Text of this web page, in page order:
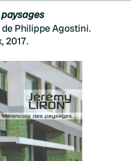
Philippe Agostini.
2017.